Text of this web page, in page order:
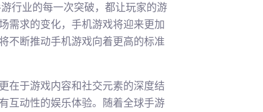
行业的每一次突破，都让玩家的游
需求的变化，手机游戏将迎来更加
不断推动手机游戏向着更高的标准
在于游戏内容和社交元素的深度结
互动性的娱乐体验。随着全球手游